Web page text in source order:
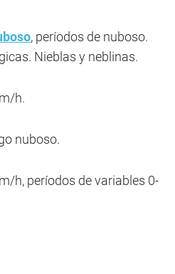
, períodos de nuboso.
Nieblas y neblinas.
h.
nuboso.
h, períodos de variables 0-